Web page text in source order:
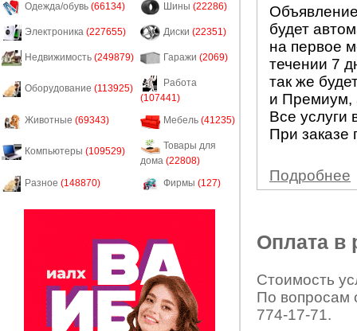
Одежда/обувь (66134) Шины (22286)
Электроника (227655) Диски (22351)
Недвижимость (249879) Гаражи (2069)
Оборудование (113925)
Работа
(107441)
Животные (69343) Мебель (41235)
Компьютеры (109529)
Товары для
дома (22808)
Разное (148870) Фирмы (127)
будет
на первое
течении 7
так же
и Премиум,
Все услуги
При заказе
Подробнее
Оплата в
Стоимость
По вопросам
774-17-71.